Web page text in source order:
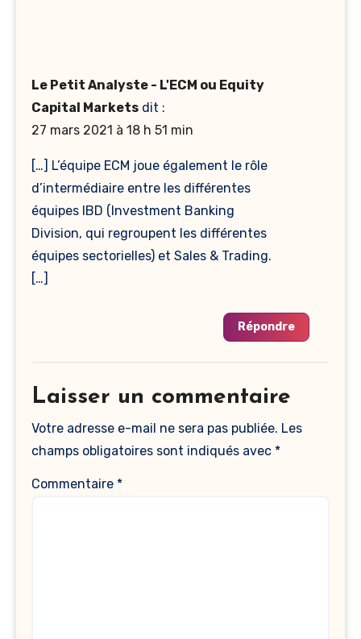
Le Petit Analyste - L'ECM ou Equity
Capital Markets dit :
27 mars 2021 à 18 h 51 min
[…] L’équipe ECM joue également le rôle
d’intermédiaire entre les différentes
équipes IBD (Investment Banking
Division, qui regroupent les différentes
équipes sectorielles) et Sales & Trading.
[…]
Répondre
Laisser un commentaire
Votre adresse e-mail ne sera pas publiée. Les
champs obligatoires sont indiqués avec *
Commentaire *